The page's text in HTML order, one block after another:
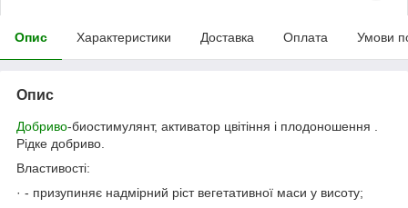
Опис Характеристики Доставка Оплата Умови
Опис
Добриво-биостимулянт, активатор цвітіння і плодоношення .
Рідке добриво.
Властивості:
· - призупиняє надмірний ріст вегетативної маси у висоту;